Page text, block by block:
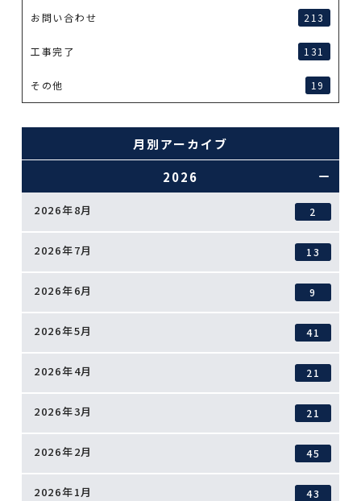
お問い合わせ 213
工事完了 131
その他 19
月別アーカイブ
2026
2026年8月 2
2026年7月 13
2026年6月 9
2026年5月 41
2026年4月 21
2026年3月 21
2026年2月 45
2026年1月 43